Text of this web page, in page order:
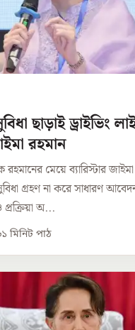
ছাড়াই ড্রাইভিং
রহমান
রহমানের মেয়ে ব্যারিস্টার
গ্রহণ না করে সাধারণ
প্রক্রিয়া অ...
১ মিনিট পাঠ